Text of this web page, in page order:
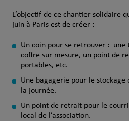
L’objectif de ce chantier solidaire
juin à Paris est de créer :
Un coin pour se retrouver : une
coffre sur mesure, un point de
portables, etc.
Une bagagerie pour le stockage
la journée.
Un point de retrait pour le
local de l’association.